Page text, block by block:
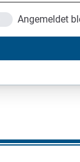
Angemeldet